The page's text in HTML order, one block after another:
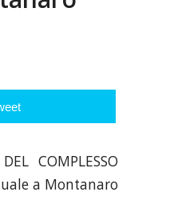
COMPLESSO
a Montanaro